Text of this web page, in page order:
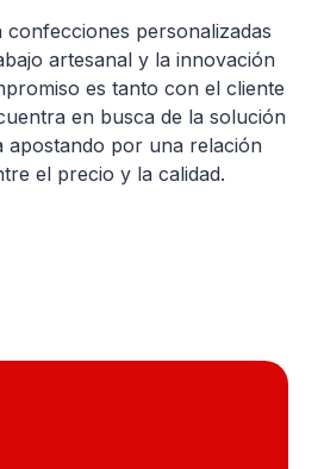
confecciones personalizadas
artesanal y la innovación
es tanto con el cliente
en busca de la solución
apostando por una relación
el precio y la calidad.